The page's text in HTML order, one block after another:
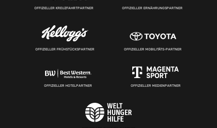
OFFIZIELLER KREUZFAHRTPARTNER OFFIZIELLER ERNÄHRUNGSPARTNER
OFFIZIELLER FRÜHSTÜCKSPARTNER OFFIZIELLER MOBILITÄTS-PARTNER
OFFIZIELLER HOTELPARTNER OFFIZIELLER MEDIENPARTNER